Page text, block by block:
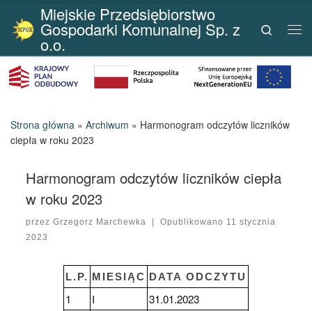
Przejdź do treści
Miejskie Przedsiębiorstwo
Gospodarki Komunalnej Sp. z
o.o.
Search
Strona główna » Archiwum » Harmonogram odczytów liczników
ciepła w roku 2023
Harmonogram odczytów liczników ciepła
w roku 2023
przezGrzegorz Marchewka | Opublikowano 11 stycznia
2023
L.P. MIESIĄC DATA ODCZYTU
1 I
31.01.2023